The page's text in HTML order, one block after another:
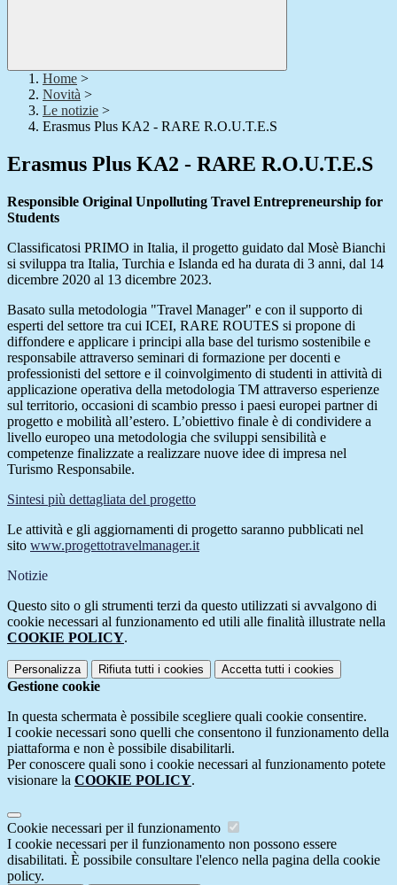
Home >
Novità >
Le notizie >
Erasmus Plus KA2 - RARE R.O.U.T.E.S
Erasmus Plus KA2 - RARE R.O.U.T.E.S
Responsible Original Unpolluting Travel Entrepreneurship for
Students
Classificatosi PRIMO in Italia, il progetto guidato dal Mosè Bianchi
si sviluppa tra Italia, Turchia e Islanda ed ha durata di 3 anni, dal 14
dicembre 2020 al 13 dicembre 2023.
Basato sulla metodologia "Travel Manager" e con il supporto di
esperti del settore tra cui ICEI, RARE ROUTES si propone di
diffondere e applicare i principi alla base del turismo sostenibile e
responsabile attraverso seminari di formazione per docenti e
professionisti del settore e il coinvolgimento di studenti in attività di
applicazione operativa della metodologia TM attraverso esperienze
sul territorio, occasioni di scambio presso i paesi europei partner di
progetto e mobilità all’estero. L’obiettivo finale è di condividere a
livello europeo una metodologia che sviluppi sensibilità e
competenze finalizzate a realizzare nuove idee di impresa nel
Turismo Responsabile.
Sintesi più dettagliata del progetto
Le attività e gli aggiornamenti di progetto saranno pubblicati nel
sito www.progettotravelmanager.it
Notizie
Questo sito o gli strumenti terzi da questo utilizzati si avvalgono di
cookie necessari al funzionamento ed utili alle finalità illustrate nella
COOKIE POLICY.
Personalizza Rifiuta tutti i cookies Accetta tutti i cookies
Gestione cookie
In questa schermata è possibile scegliere quali cookie consentire.
I cookie necessari sono quelli che consentono il funzionamento della
piattaforma e non è possibile disabilitarli.
Per conoscere quali sono i cookie necessari al funzionamento potete
visionare la COOKIE POLICY.
Cookie necessari per il funzionamento
I cookie necessari per il funzionamento non possono essere
disabilitati. È possibile consultare l'elenco nella pagina della cookie
policy.